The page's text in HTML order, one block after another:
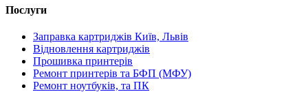
Послуги
Заправка картриджів Київ, Львів
Відновлення картриджів
Прошивка принтерів
Ремонт принтерів та БФП (МФУ)
Ремонт ноутбуків, та ПК